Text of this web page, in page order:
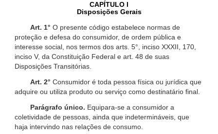
CAPÍTULO I
Disposições Gerais
Art. 1° O presente código estabelece normas de
proteção e defesa do consumidor, de ordem pública e
interesse social, nos termos dos arts. 5°, inciso XXXII, 170,
inciso V, da Constituição Federal e art. 48 de suas
Disposições Transitórias.
Art. 2° Consumidor é toda pessoa física ou jurídica que
adquire ou utiliza produto ou serviço como destinatário final.
Parágrafo único. Equipara-se a consumidor a
coletividade de pessoas, ainda que indetermináveis, que
haja intervindo nas relações de consumo.